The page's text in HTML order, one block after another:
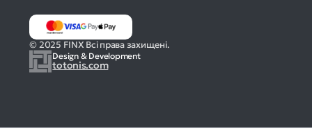
Design & Development
totonis.com
© 2025 FINX Всі права захищені.